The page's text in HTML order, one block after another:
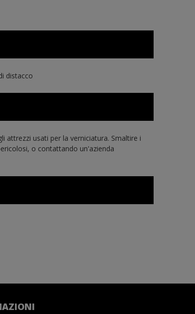
distacco
attrezzi usati per la verniciatura. Smaltire i
o contattando un'azienda